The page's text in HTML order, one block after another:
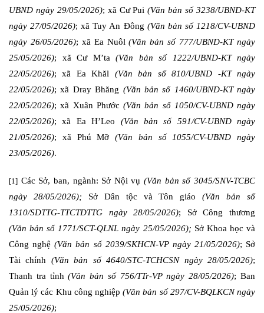
UBND ngày 29/05/2026); xã Cư Pui(Văn bản số 3238/UBND-KT
ngày 27/05/2026); xã Tuy An Đông (Văn bản số 1218/CV-UBND
ngày 26/05/2026); xã Ea Nuôl(Văn bản số 777/UBND-KT ngày
25/05/2026); xã Cư M’ta (Văn bản số 1222/UBND-KT ngày
22/05/2026); xã Ea Khăl (Văn bản số 810/UBND -KT ngày
22/05/2026); xã Dray Bhăng (Văn bản số 1460/UBND-KT ngày
22/05/2026); xã Xuân Phước (Văn bản số 1050/CV-UBND ngày
22/05/2026); xã Ea H’Leo (Văn bản số 591/CV-UBND ngày
21/05/2026); xã Phú Mỡ (Văn bản số 1055/CV-UBND ngày
23/05/2026).
[1] Các Sở, ban, ngành: Sở Nội vụ(Văn bản số 3045/SNV-TCBC
ngày 28/05/2026); Sở Dân tộc và Tôn giáo(Văn bản số
1310/SDTTG-TTCTDTTG ngày 28/05/2026); Sở Công thương
(Văn bản số 1771/SCT-QLNL ngày 25/05/2026); Sở Khoa học và
Công nghệ(Văn bản số 2039/SKHCN-VP ngày 21/05/2026); Sở
Tài chính (Văn bản số 4640/STC-TCHCSN ngày 28/05/2026);
Thanh tra tỉnh(Văn bản số 756/TTr-VP ngày 28/05/2026); Ban
Quản lý các Khu công nghiệp(Văn bản số 297/CV-BQLKCN ngày
25/05/2026);